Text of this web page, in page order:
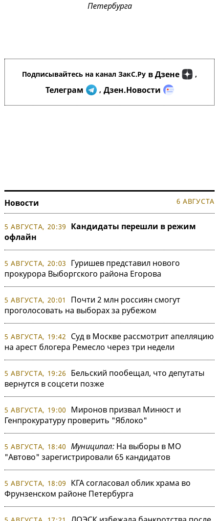
Петербурга
Подписывайтесь на канал ЗакС.Ру в Дзене ,
Телеграм , Дзен.Новости
Новости 6 АВГУСТА
5 АВГУСТА, 20:39
Кандидаты перешли в режим
офлайн
5 АВГУСТА, 20:03
Гуришев представил нового
прокурора Выборгского района Егорова
5 АВГУСТА, 20:01
Почти 2 млн россиян смогут
проголосовать на выборах за рубежом
5 АВГУСТА, 19:42
Суд в Москве рассмотрит апелляцию
на арест блогера Ремесло через три недели
5 АВГУСТА, 19:26
Бельский пообещал, что депутаты
вернутся в соцсети позже
5 АВГУСТА, 19:00
Миронов призвал Минюст и
Генпрокуратуру проверить "Яблоко"
5 АВГУСТА, 18:40 Муниципал: На выборы в МО
"Автово" зарегистрировали 65 кандидатов
5 АВГУСТА, 18:09
КГА согласовал облик храма во
Фрунзенском районе Петербурга